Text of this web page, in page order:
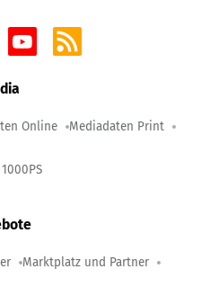
Online Mediadaten Print
Marktplatz und Partner